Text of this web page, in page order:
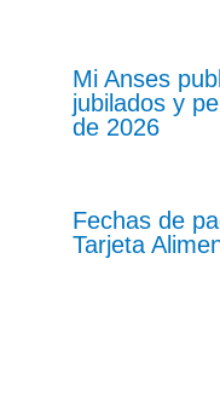
Mi Anses
jubilados y
de 2026
Fechas de
Tarjeta